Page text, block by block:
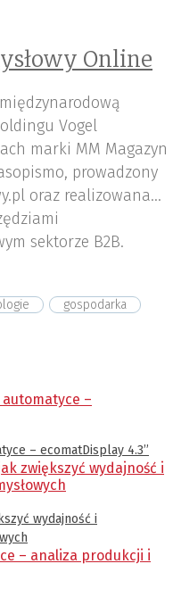
Online
Vogel
marki MM Magazyn
prowadzony
oraz realizowana
sektorze B2B.
gospodarka
– ecomatDisplay 4.3’’
wydajność i